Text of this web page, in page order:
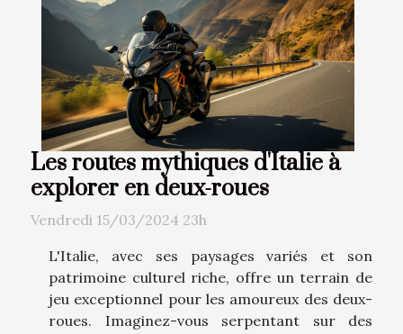
Les routes mythiques d'Italie à
explorer en deux-roues
Vendredi 15/03/2024 23h
L'Italie, avec ses paysages variés et son
patrimoine culturel riche, offre un terrain de
jeu exceptionnel pour les amoureux des deux-
roues. Imaginez-vous serpentant sur des